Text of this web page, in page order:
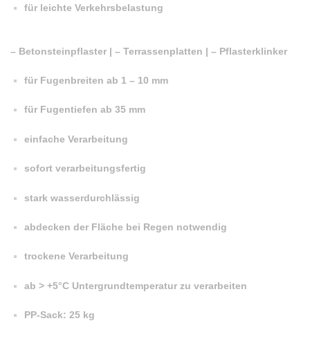
für leichte Verkehrsbelastung
– Betonsteinpflaster | – Terrassenplatten | – Pflasterklinker
für Fugenbreiten ab 1 – 10 mm
für Fugentiefen ab 35 mm
einfache Verarbeitung
sofort verarbeitungsfertig
stark wasserdurchlässig
abdecken der Fläche bei Regen notwendig
trockene Verarbeitung
ab > +5°C Untergrundtemperatur zu verarbeiten
PP-Sack: 25 kg